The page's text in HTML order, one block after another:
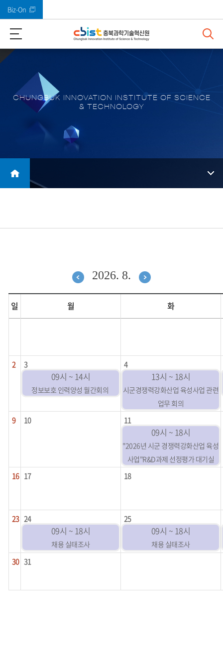
Biz-On
CHUNGBUK INNOVATION INSTITUTE OF SCIENCE
& TECHNOLOGY
2026. 8.
일 월 화
2 3
09시 ~ 14시
정보보호 인력양성 월간회의
4
13시 ~ 18시
시군경쟁력강화산업 육성사업 관련
업무 회의
9 10 11
09시 ~ 18시
"2026년 시군 경쟁력강화산업 육성
사업"R&D과제 선정평가 대기실
16 17 18
23 24
09시 ~ 18시
채용 실태조사
25
09시 ~ 18시
채용 실태조사
30 31